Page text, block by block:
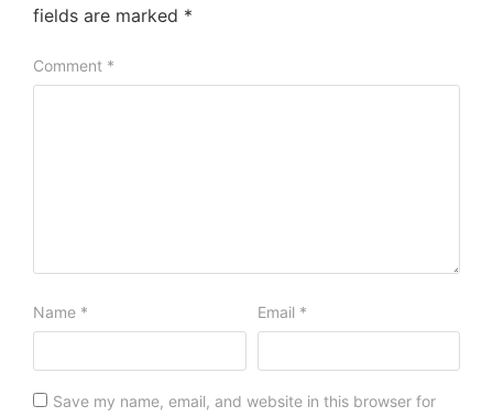
fields are marked *
Comment *
Name * Email *
Save my name, email, and website in this browser for